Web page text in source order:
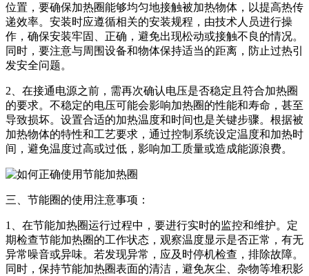
位置，要确保加热圈能够均匀地接触被加热物体，以提高热传
递效率。安装时应遵循相关的安装规程，由技术人员进行操
作，确保安装牢固、正确，避免出现松动或接触不良的情况。
同时，要注意与周围设备和物体保持适当的距离，防止过热引
发安全问题。
2、在接通电源之前，需再次确认电压是否稳定且符合加热圈
的要求。不稳定的电压可能会影响加热圈的性能和寿命，甚至
导致损坏。设置合适的加热温度和时间也是关键步骤。根据被
加热物体的特性和工艺要求，通过控制系统设定温度和加热时
间，避免温度过高或过低，影响加工质量或造成能源浪费。
三、节能圈的使用注意事项：
1、在节能加热圈运行过程中，要进行实时的监控和维护。定
期检查节能加热圈的工作状态，观察温度显示是否正常，有无
异常噪音或异味。若发现异常，应及时停机检查，排除故障。
同时，保持节能加热圈表面的清洁，避免灰尘、杂物等堆积影